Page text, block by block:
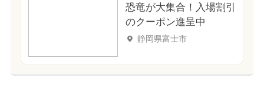
恐竜が大集合！入場割引
のクーポン進呈中
静岡県富士市